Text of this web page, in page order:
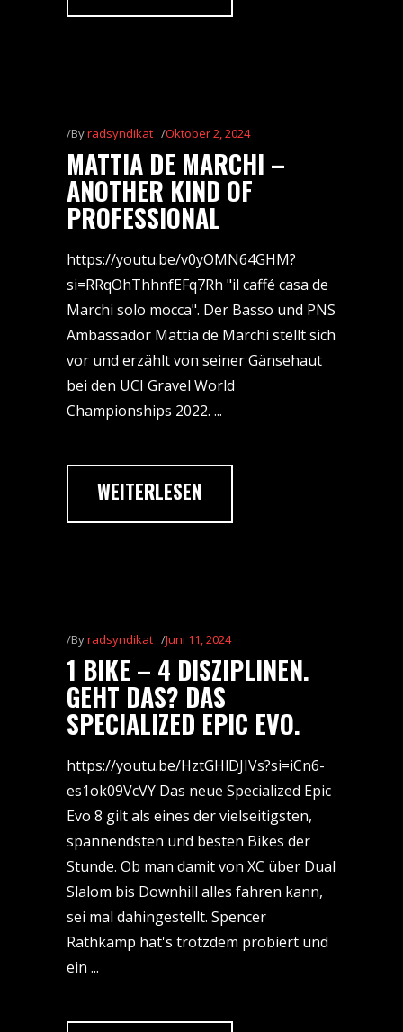
Byradsyndikat Oktober 2, 2024
MATTIA DE MARCHI –
ANOTHER KIND OF
PROFESSIONAL
https://youtu.be/v0yOMN64GHM?
si=RRqOhThhnfEFq7Rh "il caffé casa de
Marchi solo mocca". Der Basso und PNS
Ambassador Mattia de Marchi stellt sich
vor und erzählt von seiner Gänsehaut
bei den UCI Gravel World
Championships 2022.
WEITERLESEN
Byradsyndikat Juni 11, 2024
1 BIKE – 4 DISZIPLINEN.
GEHT DAS? DAS
SPECIALIZED EPIC EVO.
https://youtu.be/HztGHlDJIVs?si=iCn6-
es1ok09VcVY Das neue Specialized Epic
Evo 8 gilt als eines der vielseitigsten,
spannendsten und besten Bikes der
Stunde. Ob man damit von XC über Dual
Slalom bis Downhill alles fahren kann,
sei mal dahingestellt. Spencer
Rathkamp hat's trotzdem probiert und
ein